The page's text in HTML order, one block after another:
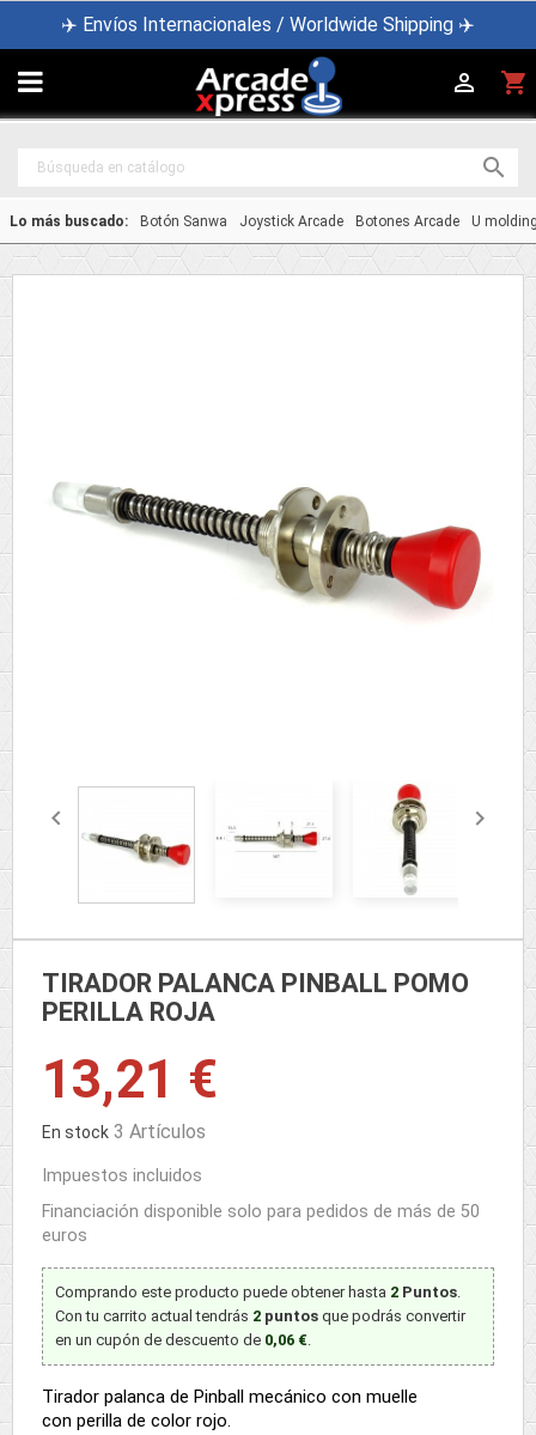
✈️ Envíos Internacionales / Worldwide Shipping ✈️
 shopping_cart


Lo más buscado: Botón Sanwa Joystick Arcade Botones Arcade U
 
TIRADOR PALANCA PINBALL POMO
PERILLA ROJA
13,21 €
En stock 3 Artículos
Impuestos incluidos
Financiación disponible solo para pedidos de más de 50
euros
Comprando este producto puede obtener hasta 2 Puntos.
Con tu carrito actual tendrás 2 puntos que podrás convertir
en un cupón de descuento de 0,06 €.
Tirador palanca de Pinball mecánico con muelle
con perilla de color rojo.